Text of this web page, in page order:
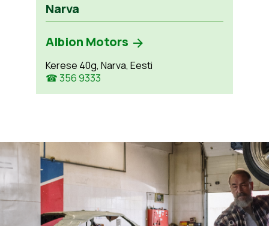
Narva
Albion Motors
Kerese 40g, Narva, Eesti
☎ 356 9333